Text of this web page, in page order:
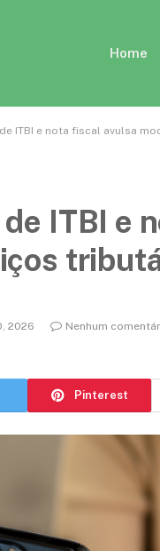
Home
ITBI e nota fiscal avulsa
ITBI e
2026 Nenhum
Pinterest